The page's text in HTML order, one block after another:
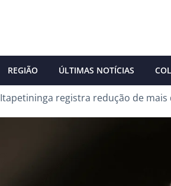
REGIÃO ÚLTIMAS NOTÍCIAS
Itapetininga registra redução de mais